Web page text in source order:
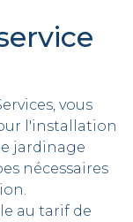
vous
l'installation
jardinage
nécessaires
au tarif de